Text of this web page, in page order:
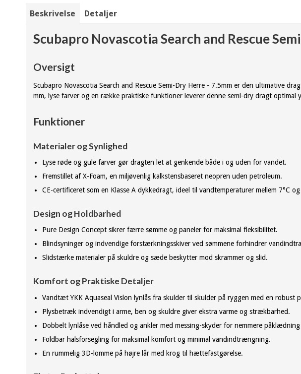
Beskrivelse Detaljer
Scubapro Novascotia Search and Rescue
Oversigt
Scubapro Novascotia Search and Rescue Semi-Dry Herre - 7.5mm er den ultimative
mm, lyse farver og en række praktiske funktioner leverer denne semi-dry dragt optimal
Funktioner
Materialer og Synlighed
Lyse røde og gule farver gør dragten let at genkende både i og uden for vandet.
Fremstillet af X-Foam, en miljøvenlig kalkstensbaseret neopren uden petroleum.
CE-certificeret som en Klasse A dykkedragt, ideel til vandtemperaturer mellem 7°C og
Design og Holdbarhed
Pure Design Concept sikrer færre sømme og paneler for maksimal fleksibilitet.
Blindsyninger og indvendige forstærkningsskiver ved sømmene forhindrer
Slidstærke materialer på skuldre og sæde beskytter mod skrammer og slid.
Komfort og Praktiske Detaljer
Vandtæt YKK Aquaseal Vislon lynlås fra skulder til skulder på ryggen med en
Plysbetræk indvendigt i arme, ben og skuldre giver ekstra varme og strækbarhed.
Dobbelt lynlåse ved håndled og ankler med messing-skyder for nemmere
Foldbar halsforsegling for maksimal komfort og minimal vandindtrængning.
En rummelig 3D-lomme på højre lår med krog til hættefastgørelse.